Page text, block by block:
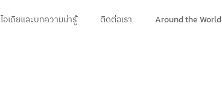
ไอเดียและบทความน่ารู้ ติดต่อเรา Around the World